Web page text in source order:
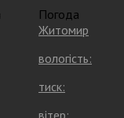
Погода
Житомир
вологість:
тиск:
вітер: